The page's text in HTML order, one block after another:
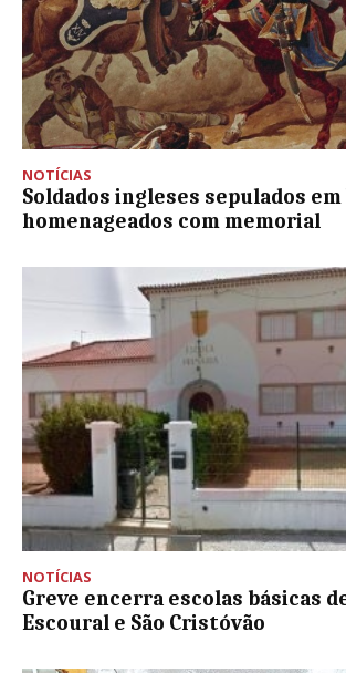
NOTÍCIAS
Soldados ingleses sepulados
homenageados com memorial
NOTÍCIAS
Greve encerra escolas básicas
Escoural e São Cristóvão